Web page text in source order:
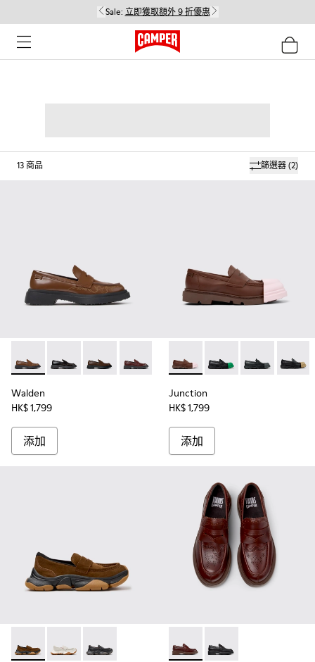
Sale: 立即獲取額外 9 折優惠
篩選器(2)
13商品
Walden - K201116-048 - 女裝啡色莫卡辛皮鞋。
Walden - K201116-047
Walden - K201116-045 - 女裝啡色莫卡辛皮鞋
Walden - K201116-044
Walden - K201116-042
Walden - K201116-040
Walden -Walden -
Walden
HK$ 1,799
添加
Junction - K201633-010 -
Junction - K201633-
Junction -
Junction
HK$ 1,799
添加
Karst 2 - K201992-004 - 女裝啡色麂皮莫卡辛鞋。
Karst 2 - K201992-003
Karst 2 - K201992-001Twins - K201873-002 - 女裝
Twins - K201873-001